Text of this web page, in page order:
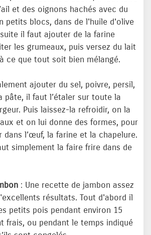
et des oignons hachés avec du
petits blocs, dans de l'huile d'olive
il faut ajouter de la farine
les grumeaux, puis versez du lait
ce que tout soit bien mélangé.
ajouter du sel, poivre, persil,
pâte, il faut l’étaler sur toute la
Puis laissez-la refroidir, on la
et on lui donne des formes, pour
dans l’œuf, la farine et la chapelure.
simplement la faire frire dans de
: Une recette de jambon assez
résultats. Tout d'abord il
petits pois pendant environ 15
frais, ou pendant le temps indiqué